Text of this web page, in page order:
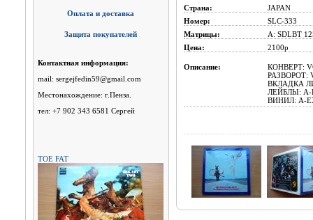
Оплата и доставка
Защита покупателей
Контактная информация:
mail: sergejfedin59@gmail.com
Местонахождение: г.Пенза.
тел: +7 902 343 6581 Сергей
TOE FAT
Страна:
JAPAN
Номер:
SLC-333
Матрицы:
A: SDLBT
Цена:
2100р
Описание:
КОНВЕРТ:
РАЗВОРОТ:
ВКЛАДКА
ЛЕЙБЛЫ: A-
ВИНИЛ: A-